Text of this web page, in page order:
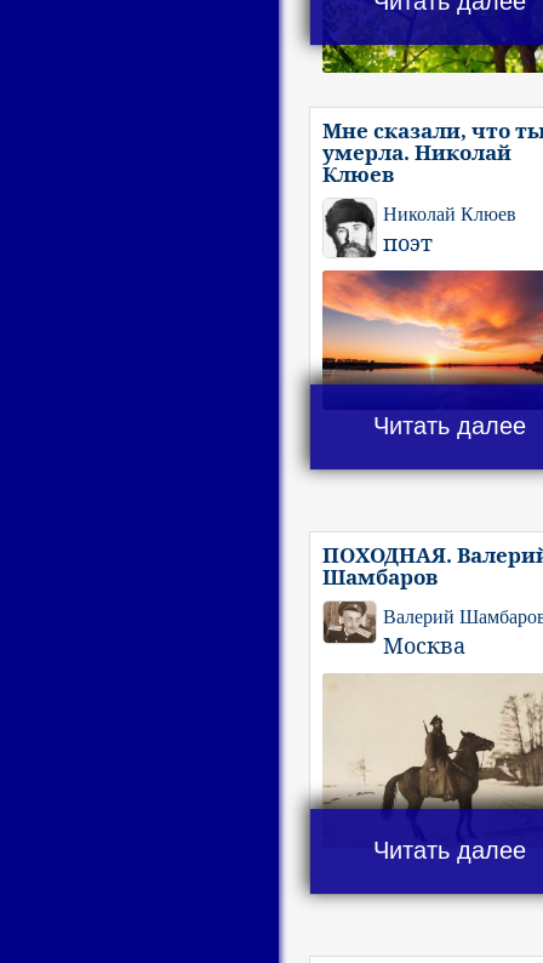
Мне сказали, что
умерла. Николай
Клюев
Николай Клюев
поэт
Читать далее
ПОХОДНАЯ.
Шамбаров
Валерий
Москва
Читать далее